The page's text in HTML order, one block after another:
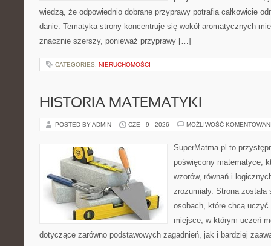
wiedzą, że odpowiednio dobrane przyprawy potrafią całkowicie
danie. Tematyka strony koncentruje się wokół aromatycznych
znacznie szerszy, ponieważ przyprawy […]
CATEGORIES: NIERUCHOMOŚCI
HISTORIA MATEMATYKI
POSTED BY ADMIN CZE - 9 - 2026 MOŻLIWOŚĆ
SuperMatma.pl to
poświęcony matematyce,
wzorów, równań i
zrozumiały. Strona
osobach, które chcą
miejsce, w którym uczeń
dotyczące zarówno podstawowych zagadnień, jak i bardziej